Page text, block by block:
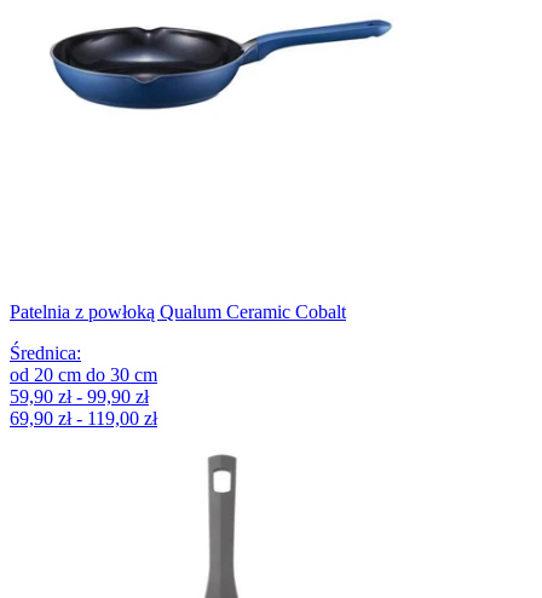
Patelnia z powłoką Qualum Ceramic Cobalt
Średnica:
od 20 cm do 30 cm
59,90 zł - 99,90 zł
69,90 zł - 119,00 zł